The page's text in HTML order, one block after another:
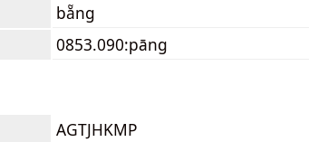
bẵng
0853.090:pāng
AGTJHKMP